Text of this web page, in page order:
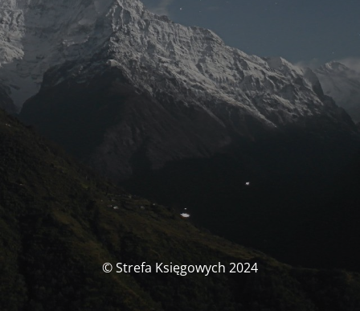
© Strefa Księgowych 2024